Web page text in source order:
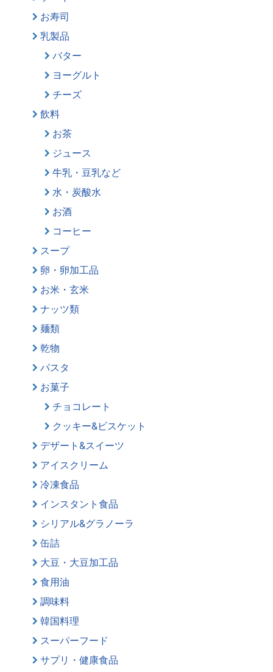
お寿司
乳製品
バター
ヨーグルト
チーズ
飲料
お茶
ジュース
牛乳・豆乳など
水・炭酸水
お酒
コーヒー
スープ
卵・卵加工品
お米・玄米
ナッツ類
麺類
乾物
パスタ
お菓子
チョコレート
クッキー&ビスケット
デザート&スイーツ
アイスクリーム
冷凍食品
インスタント食品
シリアル&グラノーラ
缶詰
大豆・大豆加工品
食用油
調味料
韓国料理
スーパーフード
サプリ・健康食品